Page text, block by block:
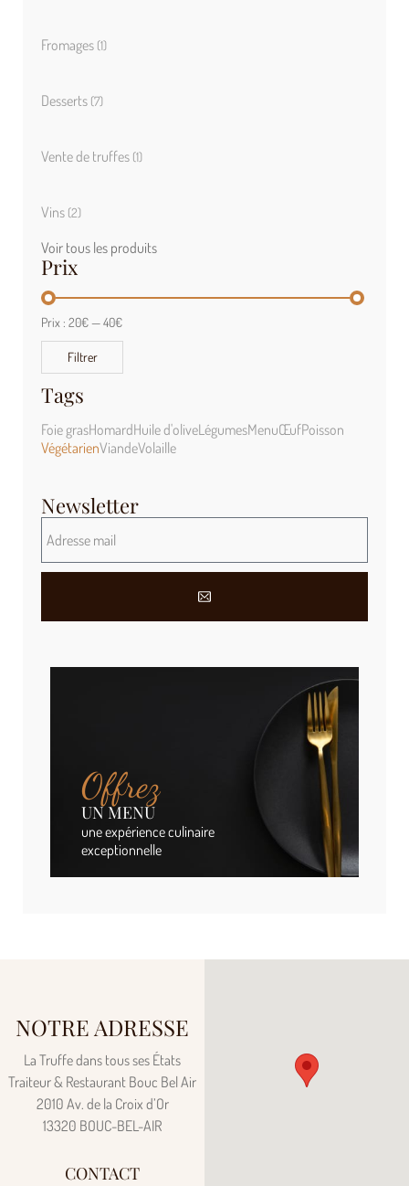
Fromages (1)
Desserts (7)
Vente de truffes (1)
Vins (2)
Voir tous les produits
Prix
Filtrer
Prix : 20€—40€
Tags
Foie grasHomardHuile d'oliveLégumesMenuŒufPoisson
VégétarienViandeVolaille
Newsletter
Offrez
UN MENU
une expérience culinaire
exceptionnelle
NOTRE ADRESSE
La Truffe dans tous ses États
Traiteur & Restaurant Bouc Bel Air
2010 Av. de la Croix d’Or
13320 BOUC-BEL-AIR
CONTACT